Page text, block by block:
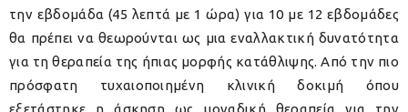
την εβδομάδα (45 λεπτά με 1 ώρα) για 10 με 12 εβδομάδες
θα πρέπει να θεωρούνται ως μια εναλλακτική δυνατότητα
για τη θεραπεία της ήπιας μορφής κατάθλιψης. Από την πιο
πρόσφατη τυχαιοποιημένη κλινική δοκιμή όπου